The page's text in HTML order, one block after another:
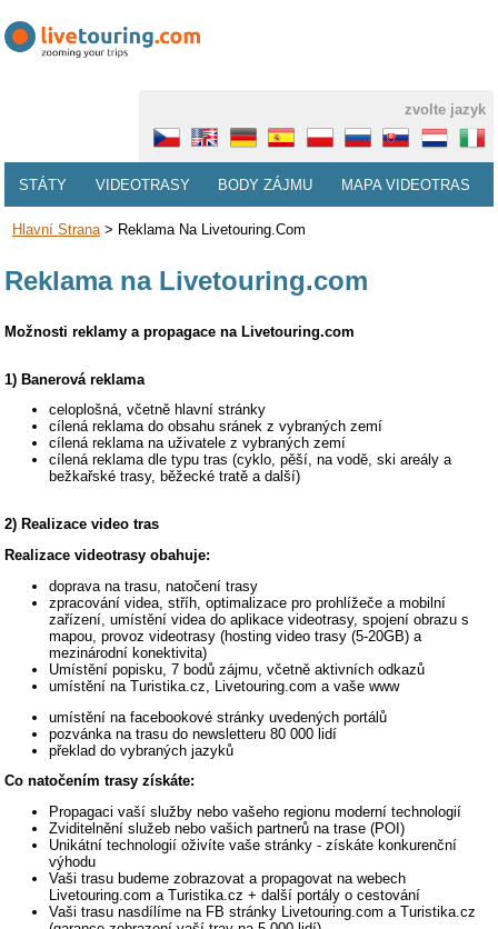
zvolte jazyk
STÁTY VIDEOTRASY BODY ZÁJMU MAPA VIDEOTRAS
Hlavní Strana> Reklama Na Livetouring.com
Reklama na Livetouring.com
Možnosti reklamy a propagace na Livetouring.com
1) Banerová reklama
celoplošná, včetně hlavní stránky
cílená reklama do obsahu sránek z vybraných zemí
cílená reklama na uživatele z vybraných zemí
cílená reklama dle typu tras (cyklo, pěší, na vodě, ski areály a
bežkařské trasy, běžecké tratě a další)
2) Realizace video tras
Realizace videotrasy obahuje:
doprava na trasu, natočení trasy
zpracování videa, stříh, optimalizace pro prohlížeče a mobilní
zařízení, umístění videa do aplikace videotrasy, spojení obrazu s
mapou, provoz videotrasy (hosting video trasy (5-20GB) a
mezinárodní konektivita)
Umístění popisku, 7 bodů zájmu, včetně aktivních odkazů
umístění na Turistika.cz, Livetouring.com a vaše www
umístění na facebookové stránky uvedených portálů
pozvánka na trasu do newsletteru 80 000 lidí
překlad do vybraných jazyků
Co natočením trasy získáte:
Propagaci vaší služby nebo vašeho regionu moderní technologií
Zviditelnění služeb nebo vašich partnerů na trase (POI)
Unikátní technologií oživíte vaše stránky - získáte konkurenční
výhodu
Vaši trasu budeme zobrazovat a propagovat na webech
Livetouring.com a Turistika.cz + další portály o cestování
Vaši trasu nasdílíme na FB stránky Livetouring.com a Turistika.cz